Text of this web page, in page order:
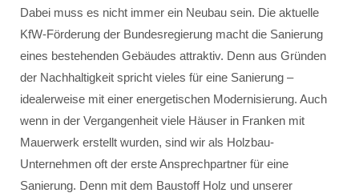
Dabei muss es nicht immer ein Neubau sein. Die aktuelle
KfW-Förderung der Bundesregierung macht die Sanierung
eines bestehenden Gebäudes attraktiv. Denn aus Gründen
der Nachhaltigkeit spricht vieles für eine Sanierung –
idealerweise mit einer energetischen Modernisierung. Auch
wenn in der Vergangenheit viele Häuser in Franken mit
Mauerwerk erstellt wurden, sind wir als Holzbau-
Unternehmen oft der erste Ansprechpartner für eine
Sanierung. Denn mit dem Baustoff Holz und unserer